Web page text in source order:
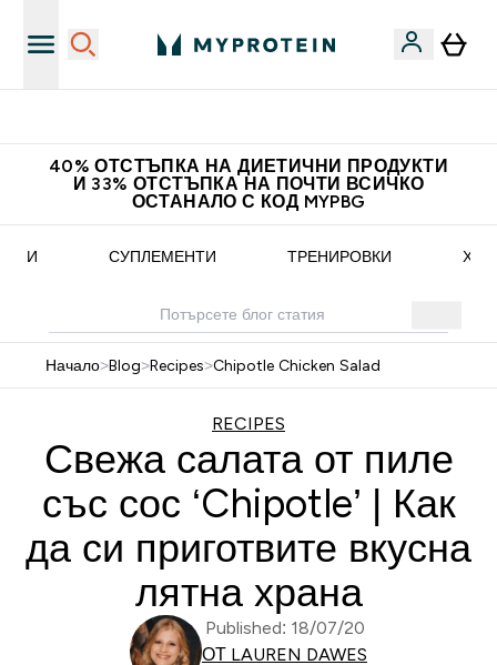
40% ОТСТЪПКА НА ДИЕТИЧНИ ПРОДУКТИ
И 33% ОТСТЪПКА НА ПОЧТИ ВСИЧКО
ОСТАНАЛО С КОД MYPBG
СУПЛЕМЕНТИ ТРЕНИРОВКИ
Начало>Blog>Recipes>Chipotle Chicken Salad
RECIPES
Свежа салата от пиле
със сос ‘Chipotle’ | Как
да си приготвите вкусна
лятна храна
Published: 18/07/20
ОТ LAUREN DAWES